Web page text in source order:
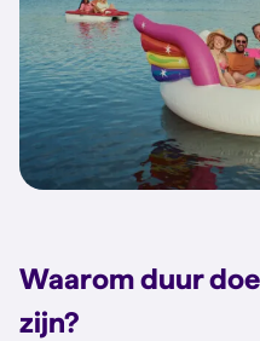
Waarom duur
zijn?